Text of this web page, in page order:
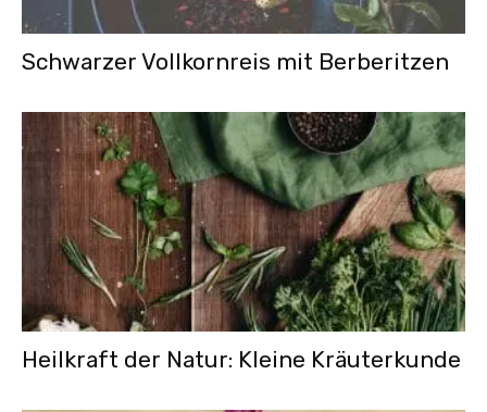
Schwarzer Vollkornreis mit Berberitzen
Heilkraft der Natur: Kleine Kräuterkunde